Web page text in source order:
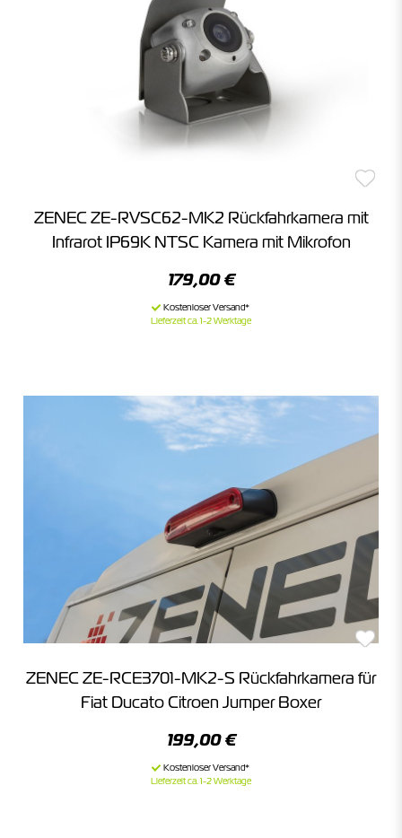
ZENEC ZE-RVSC62-MK2 Rückfahrkamera mit
Infrarot IP69K NTSC Kamera mit Mikrofon
179,00 €
Lieferzeit ca. 1-2 Werktage
ZENEC ZE-RCE3701-MK2-S Rückfahrkamera für
Fiat Ducato Citroen Jumper Boxer
199,00 €
Lieferzeit ca. 1-2 Werktage